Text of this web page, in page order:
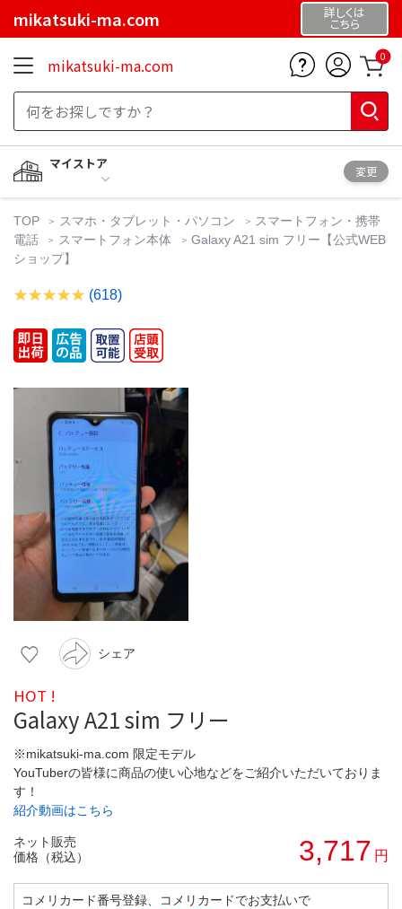
mikatsuki-ma.com 詳しくは
こちら
mikatsuki-ma.com 0
マイストア
変更
TOP スマホ・タブレット・パソコン
スマートフォン・携帯
電話
スマートフォン本体
Galaxy A21 sim フリー【公式WEB
ショップ】
(618)
シェア
HOT !
Galaxy A21 sim フリー
※mikatsuki-ma.com 限定モデル
YouTuberの皆様に商品の使い心地などをご紹介いただいておりま
す！
紹介動画はこちら
ネット販売
価格（税込）
3,717 円
コメリカード番号登録、コメリカードでお支払いで